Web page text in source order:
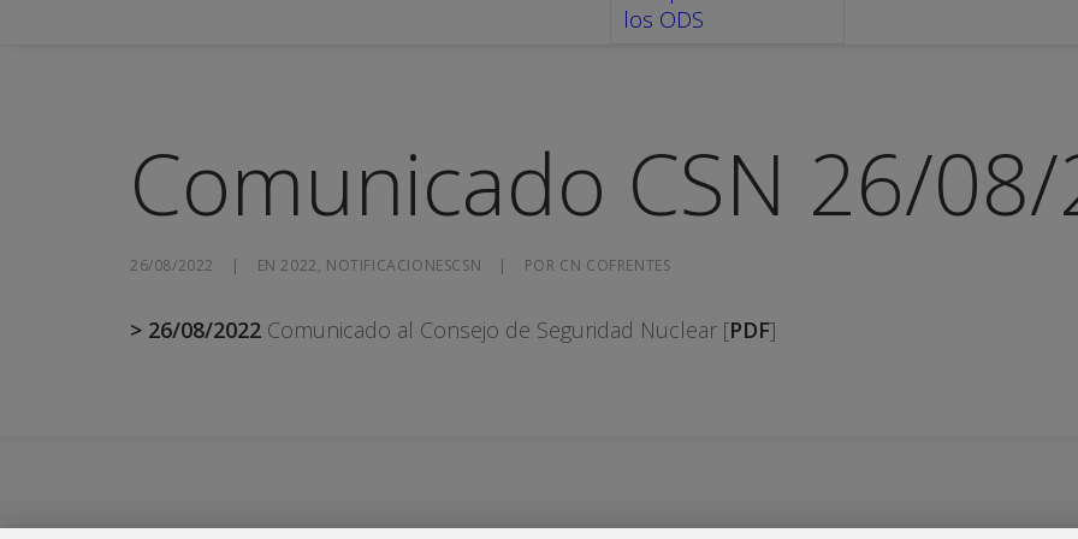
los ODS
Comunicado CSN 26/
26/08/2022 | EN2022, NOTIFICACIONESCSN | POR CN COFRENTES
> 26/08/2022 Comunicado al Consejo de Seguridad Nuclear [PDF]